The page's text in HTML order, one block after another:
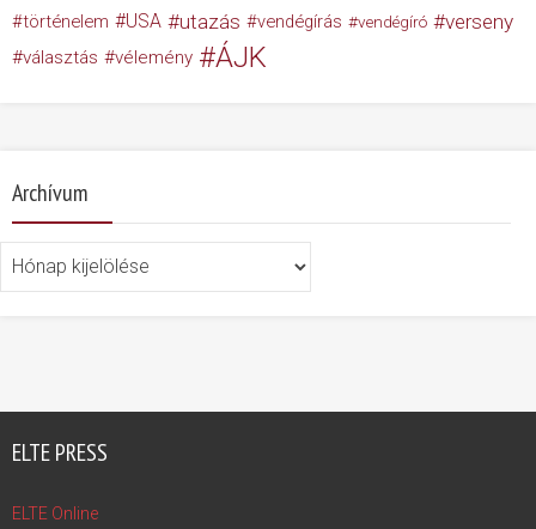
történelem USA utazás vendégírás vendégíró verseny
választás vélemény ÁJK
Archívum
Archívum
ELTE PRESS
ELTE Online